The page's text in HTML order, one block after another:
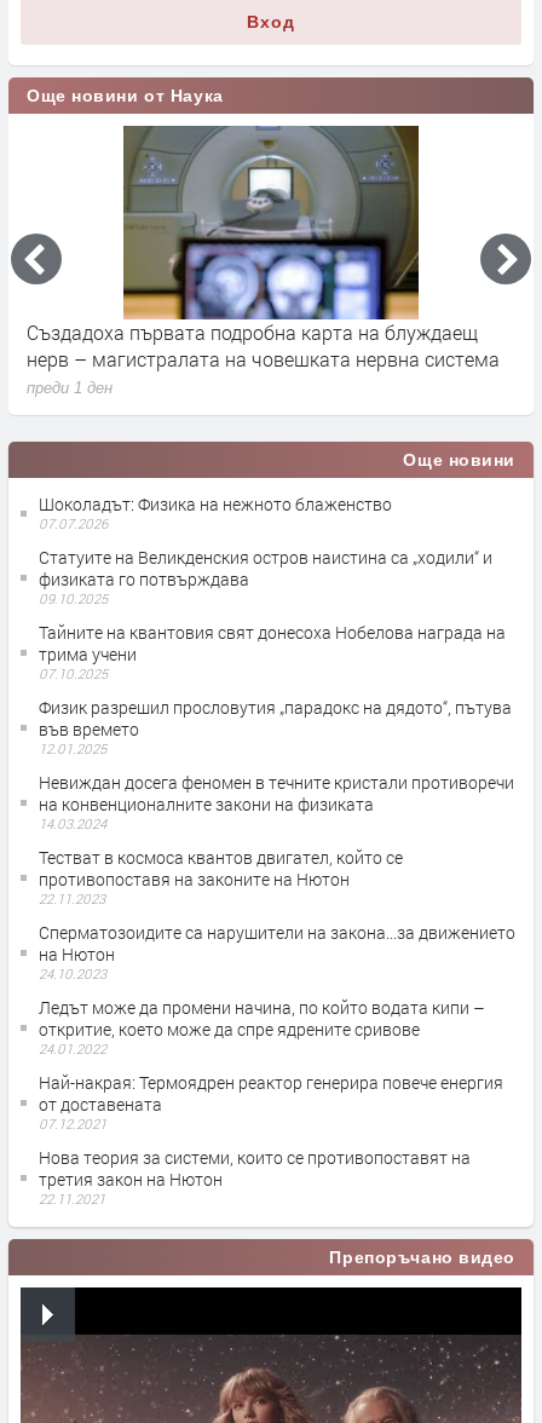
Вход
Още новини от Наука
Създадоха първата подробна карта на блуждаещ
нерв – магистралата на човешката нервна система
преди 1 ден
Още новини
Шоколадът: Физика на нежното блаженство
07.07.2026
Статуите на Великденския остров наистина са „ходили“ и
физиката го потвърждава
09.10.2025
Тайните на квантовия свят донесоха Нобелова награда на
трима учени
07.10.2025
Физик разрешил прословутия „парадокс на дядото“, пътува
във времето
12.01.2025
Невиждан досега феномен в течните кристали противоречи
на конвенционалните закони на физиката
14.03.2024
Тестват в космоса квантов двигател, който се
противопоставя на законите на Нютон
22.11.2023
Сперматозоидите са нарушители на закона...за движението
на Нютон
24.10.2023
Ледът може да промени начина, по който водата кипи –
откритие, което може да спре ядрените сривове
24.01.2022
Най-накрая: Термоядрен реактор генерира повече енергия
от доставената
07.12.2021
Нова теория за системи, които се противопоставят на
третия закон на Нютон
22.11.2021
Препоръчано видео